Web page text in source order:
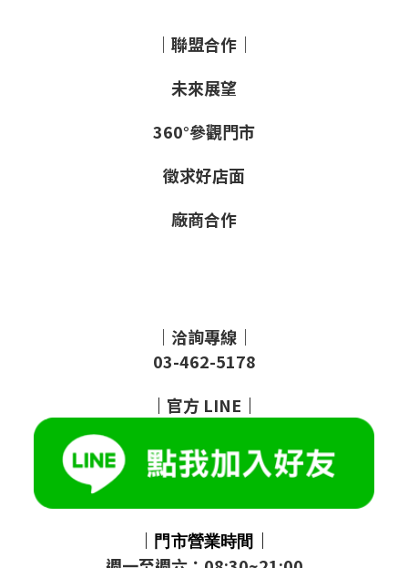
｜聯盟合作｜
未來展望
360°參觀門市
徵求好店面
廠商合作
｜洽詢專線｜
03-462-5178
｜ 官方 LINE ｜
｜ 門市營業時間 ｜